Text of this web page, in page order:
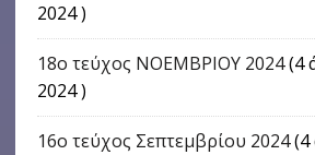
2024 )
18ο τεύχος ΝΟΕΜΒΡΙΟΥ 2024(4
2024 )
16o τεύχος Σεπτεμβρίου 2024(4